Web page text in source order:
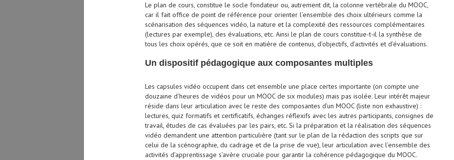
Le plan de cours, constitue le socle fondateur ou, autrement dit, la colonne vertébrale du MOOC,
car il fait office de point de référence pour orienter l’ensemble des choix ultérieurs comme la
scénarisation des séquences vidéo, la nature et la complexité des ressources complémentaires
(lectures par exemple), des évaluations, etc. Ainsi le plan de cours constitue-t-il la synthèse de
tous les choix opérés, que ce soit en matière de contenus, d’objectifs, d’activités et d’évaluations.
Un dispositif pédagogique aux composantes multiples
Les capsules vidéo occupent dans cet ensemble une place certes importante (on compte une
douzaine d’heures de vidéos pour un MOOC de six modules) mais pas isolée. Leur intérêt majeur
réside dans leur articulation avec le reste des composantes d’un MOOC (liste non exhaustive) :
lectures, quiz formatifs et certificatifs, échanges réflexifs avec les autres participants, consignes de
travail, études de cas évaluées par les pairs, etc. Si la préparation et la réalisation des séquences
vidéo demandent une attention particulière (tant sur le plan de la rédaction des scripts que sur
celui de la scénographie, du cadrage et de la prise de vue), leur articulation avec l’ensemble des
activités d’apprentissage s’avère cruciale pour garantir la cohérence pédagogique du MOOC.